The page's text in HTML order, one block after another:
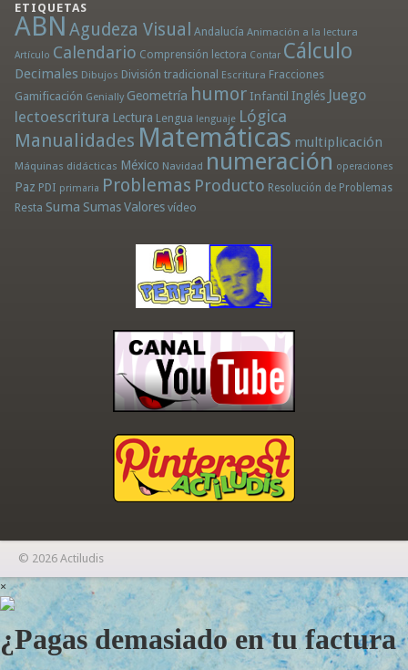
ETIQUETAS
ABN Agudeza Visual Andalucía Animación a la lectura
Artículo Calendario Comprensión lectora Contar Cálculo
Decimales Dibujos División tradicional Escritura Fracciones
Gamificación Genially Geometría humor Infantil Inglés Juego
lectoescritura Lectura Lengua lenguaje Lógica
Manualidades Matemáticas multiplicación
Máquinas didácticas México Navidad numeración operaciones
Paz PDI primaria Problemas Producto Resolución de Problemas
Resta Suma Sumas Valores vídeo
© 2026 Actiludis
×
¿Pagas demasiado en tu factura